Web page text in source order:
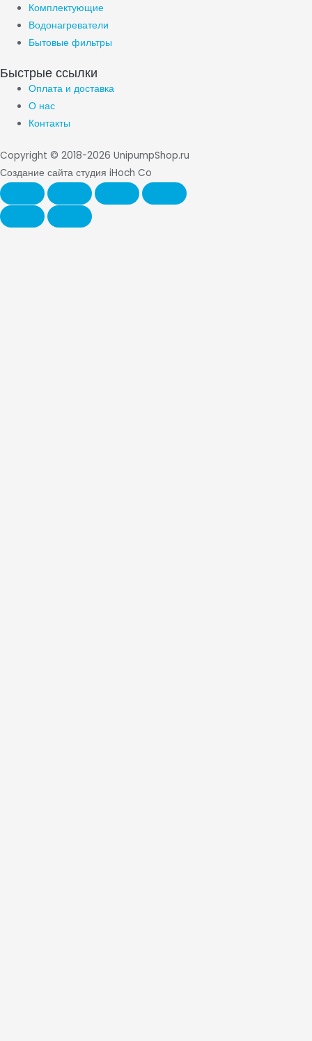
Комплектующие
Водонагреватели
Бытовые фильтры
Быстрые ссылки
Оплата и доставка
О нас
Контакты
Copyright © 2018-2026 UnipumpShop.ru
Создание сайта студия iHoch Co